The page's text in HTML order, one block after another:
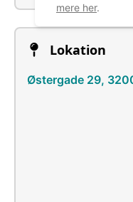
mere her.
Lokation
Østergade 29,